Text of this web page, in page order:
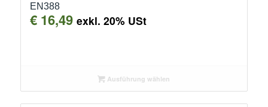
EN388
€16,49 exkl. 20% USt
Ausführung wählen